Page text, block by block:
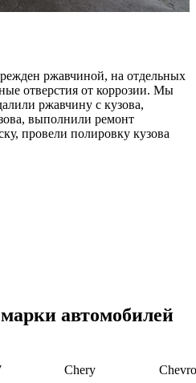
ржавчиной, на отдельных
отверстия от коррозии. Мы
ржавчину с кузова,
выполнили ремонт
провели полировку кузова
автомобилей
Chery